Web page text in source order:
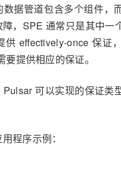
据管道包含多个组件，
，SPE 通常只是其中一
供 effectively-once 保证
要提供相应的保证。
可以实现的保证类
程序示例：